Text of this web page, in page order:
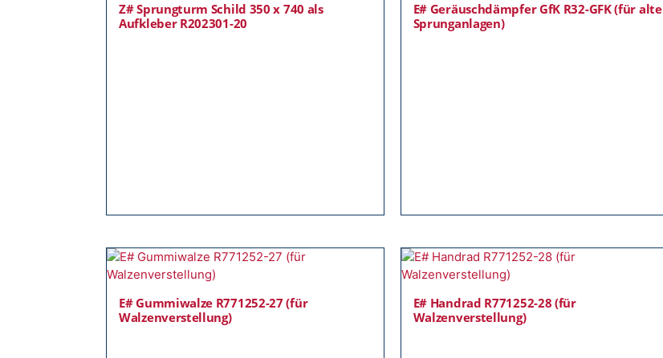
Z# Sprungturm Schild 350 x 740 als
Aufkleber R202301-20
E# Geräuschdämpfer GfK R32-GFK (für alte
Sprunganlagen)
E# Gummiwalze R771252-27 (für
Walzenverstellung)
E# Handrad R771252-28 (für
Walzenverstellung)